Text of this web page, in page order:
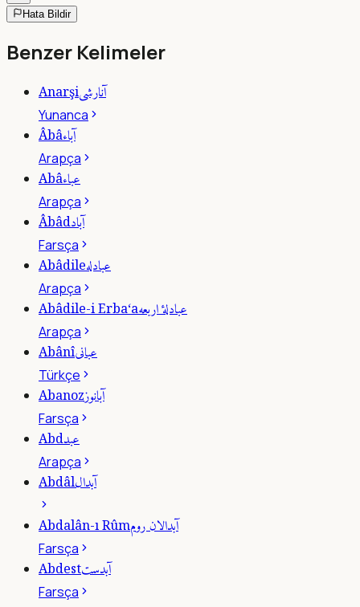
Hata Bildir
Benzer Kelimeler
Anarşiآنارشى
Yunanca
Âbâآباء
Arapça
Abâعباء
Arapça
Âbâdآباد
Farsça
Abâdileعبادله
Arapça
Abâdile-i Erba‘aعبادلۀ اربعه
Arapça
Abânîعبانى
Türkçe
Abanozآبانوز
Farsça
Abdعبد
Arapça
Abdâlآبدال
Abdalân-ı Rûmآبدالان روم
Farsça
Abdestآبدست
Farsça